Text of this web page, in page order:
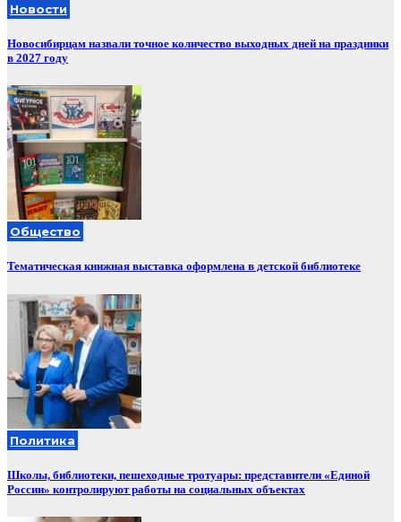
Новости
Новосибирцам назвали точное количество выходных дней на праздники
в 2027 году
Общество
Тематическая книжная выставка оформлена в детской библиотеке
Политика
Школы, библиотеки, пешеходные тротуары: представители «Единой
России» контролируют работы на социальных объектах